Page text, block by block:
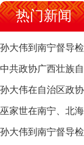
热门新闻